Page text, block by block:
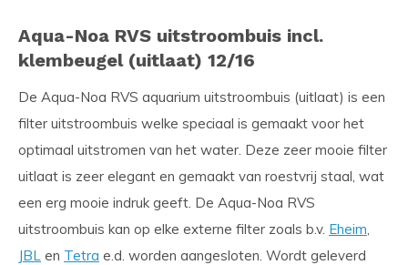
Aqua-Noa RVS uitstroombuis incl.
klembeugel (uitlaat) 12/16
De Aqua-Noa RVS aquarium uitstroombuis (uitlaat) is een
filter uitstroombuis welke speciaal is gemaakt voor het
optimaal uitstromen van het water. Deze zeer mooie filter
uitlaat is zeer elegant en gemaakt van roestvrij staal, wat
een erg mooie indruk geeft. De Aqua-Noa RVS
uitstroombuis kan op elke externe filter zoals b.v. Eheim,
JBL en Tetra e.d. worden aangesloten. Wordt geleverd